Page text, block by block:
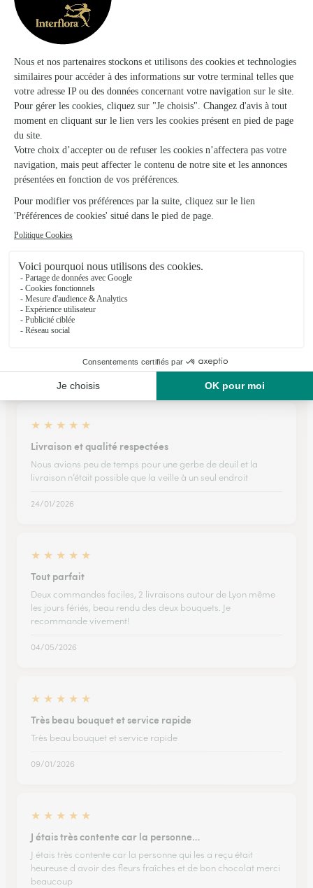
★4.8 (81)
27, rue Jules Grevy
Voir la boutique
Orgelet
3, Avenue France-Comté
Voir la boutique
Brery
★ ★ ★ ★ ★
Livraison et qualité respectées
Nous avions peu de temps pour une gerbe de deuil et la
livraison n’était possible que la veille à un seul endroit
24/01/2026
★ ★ ★ ★ ★
Tout parfait
Deux commandes faciles, 2 livraisons autour de Lyon même
les jours fériés, beau rendu des deux bouquets. Je
recommande vivement!
04/05/2026
★ ★ ★ ★ ★
Très beau bouquet et service rapide
Très beau bouquet et service rapide
09/01/2026
★ ★ ★ ★ ★
J étais très contente car la personne…
J étais très contente car la personne qui les a reçu était
heureuse d avoir des fleurs fraîches et de bon chocolat merci
beaucoup